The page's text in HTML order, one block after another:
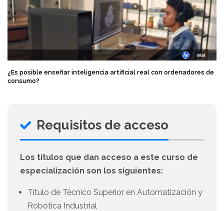
¿Es posible enseñar inteligencia artificial real con ordenadores de
consumo?
Requisitos de acceso
Los títulos que dan acceso a este curso de
especialización son los siguientes:
Título de Técnico Superior en Automatización y
Robótica Industrial